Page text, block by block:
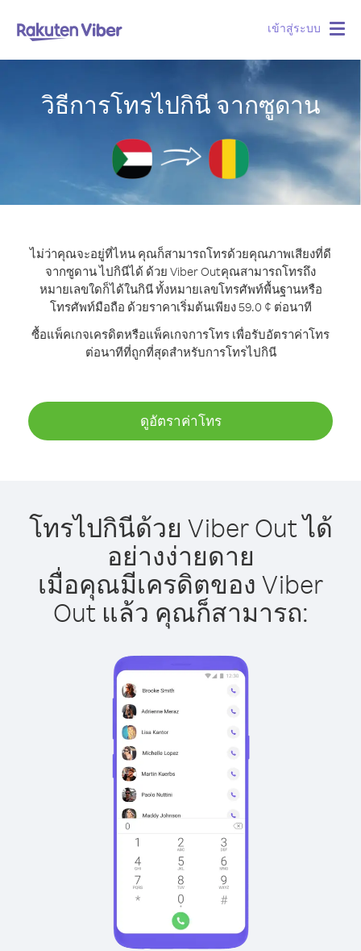
เข้าสู่ระบบ
วิธีการโทรไปกินี จากซูดาน
ไม่ว่าคุณจะอยู่ที่ไหน คุณก็สามารถโทรด้วยคุณภาพเสียงที่ดี
จากซูดาน ไปกินีได้ ด้วย Viber Outคุณสามารถโทรถึง
หมายเลขใดก็ได้ในกินี ทั้งหมายเลขโทรศัพท์พื้นฐานหรือ
โทรศัพท์มือถือ ด้วยราคาเริ่มต้นเพียง 59.0 ¢ ต่อนาที
ซื้อแพ็คเกจเครดิตหรือแพ็คเกจการโทร เพื่อรับอัตราค่าโทร
ต่อนาทีที่ถูกที่สุดสำหรับการโทรไปกินี
ดูอัตราค่าโทร
โทรไปกินีด้วย Viber Out ได้
อย่างง่ายดาย
เมื่อคุณมีเครดิตของ Viber
Out แล้ว คุณก็สามารถ: